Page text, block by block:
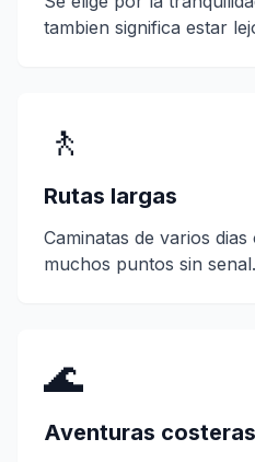
tambien significa estar
🚶
Rutas largas
Caminatas de varios
muchos puntos sin senal.
🌊
Aventuras costeras